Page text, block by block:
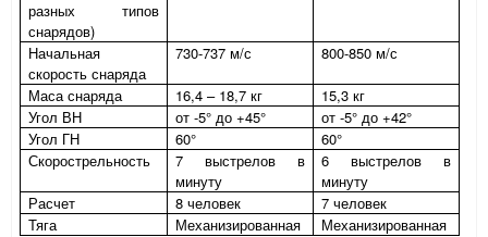
разных типов
снарядов)
Начальная
скорость снаряда
730-737 м/с 800-850 м/с
Маса снаряда 16,4 – 18,7 кг
15,3 кг
Угол ВН
от -5° до +45°
от -5° до +42°
Угол ГН
60°
60°
Скорострельность
7 выстрелов в
минуту
6 выстрелов в
минуту
Расчет
8 человек
7 человек
Тяга
Механизированная Механизированная